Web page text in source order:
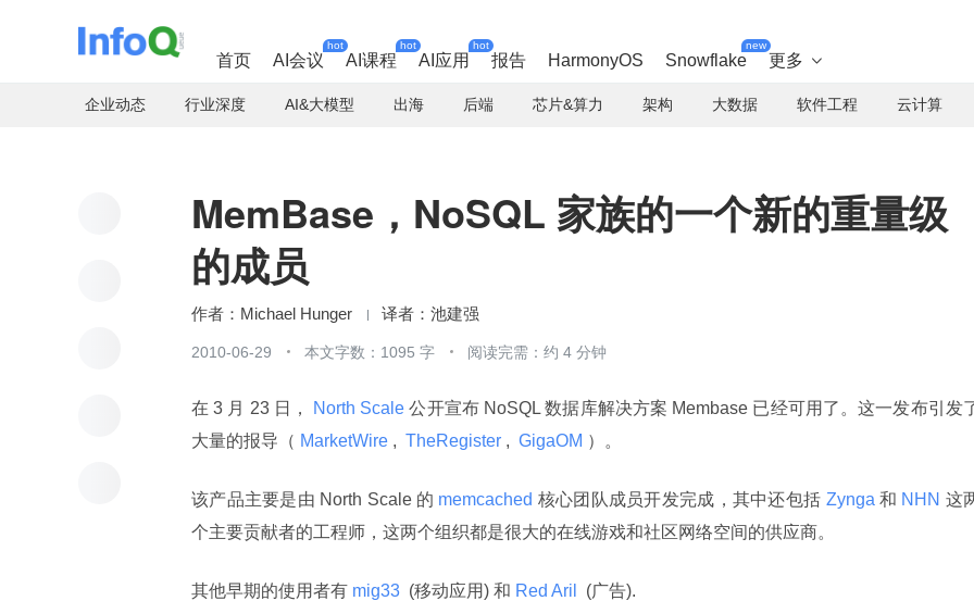
首页 AI会议
hot
AI课程
hot
AI应用
hot
报告 HarmonyOS Snowflake
new
更多 
企业动态 行业深度 AI&大模型 出海 后端 芯片&算力 架构 大数据 软件工程 云计算
MemBase，NoSQL 家族的一个新的重量级
的成员
Michael Hunger 池建强
2010-06-29 本文字数：1095 字 阅读完需：约 4 分钟
在 3 月 23 日， North Scale 公开宣布 NoSQL 数据库解决方案 Membase 已经可用了。这一发布引发
大量的报导（ MarketWire , TheRegister , GigaOM ）。
该产品主要是由 North Scale 的 memcached 核心团队成员开发完成，其中还包括 Zynga 和 NHN 这
个主要贡献者的工程师，这两个组织都是很大的在线游戏和社区网络空间的供应商。
其他早期的使用者有 mig33 (移动应用) 和 Red Aril (广告).